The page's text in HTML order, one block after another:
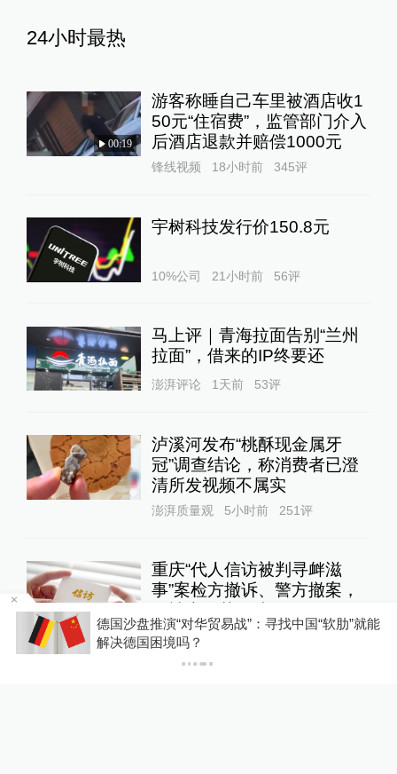
24小时最热
00:19
游客称睡自己车里被酒店收1
50元“住宿费”，监管部门介入
后酒店退款并赔偿1000元
锋线视频 18小时前 345评
宇树科技发行价150.8元
10%公司 21小时前 56评
马上评｜青海拉面告别“兰州
拉面”，借来的IP终要还
澎湃评论 1天前 53评
泸溪河发布“桃酥现金属牙
冠”调查结论，称消费者已澄
清所发视频不属实
澎湃质量观 5小时前 251评
重庆“代人信访被判寻衅滋
事”案检方撤诉、警方撤案，
一号专案 22小时前
多地志愿者协会更名为社会工作和志愿服务联合
会